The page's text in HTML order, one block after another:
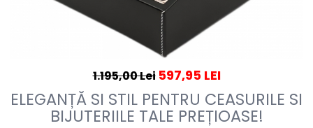
1.195,00 Lei 597,95 LEI
ELEGANȚĂ SI STIL PENTRU CEASURILE SI
BIJUTERIILE TALE PREȚIOASE!